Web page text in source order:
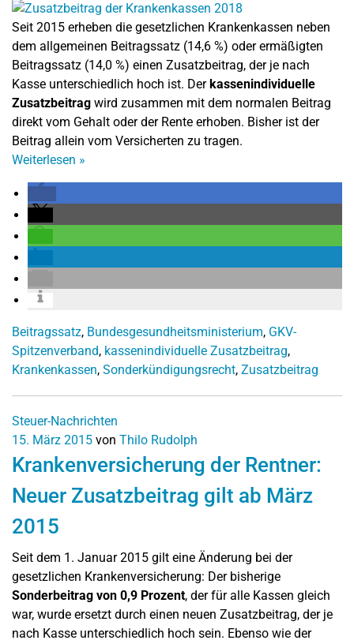
Seit 2015 erheben die gesetzlichen Krankenkassen neben
dem allgemeinen Beitragssatz (14,6 %) oder ermäßigten
Beitragssatz (14,0 %) einen Zusatzbeitrag, der je nach
Kasse unterschiedlich hoch ist. Derkassenindividuelle
Zusatzbeitrag wird zusammen mit dem normalen Beitrag
direkt vom Gehalt oder der Rente erhoben. Bisher ist der
Beitrag allein vom Versicherten zu tragen.
Weiterlesen »
Beitragssatz, Bundesgesundheitsministerium, GKV-
Spitzenverband, kassenindividuelle Zusatzbeitrag,
Krankenkassen, Sonderkündigungsrecht, Zusatzbeitrag
Steuer-Nachrichten
15. März 2015 von Thilo Rudolph
Krankenversicherung der Rentner:
Neuer Zusatzbeitrag gilt ab März
2015
Seit dem 1. Januar 2015 gilt eine Änderung bei der
gesetzlichen Krankenversicherung: Der bisherige
Sonderbeitrag von 0,9 Prozent, der für alle Kassen gleich
war, wurde ersetzt durch einen neuen Zusatzbeitrag, der je
nach Kasse unterschiedlich hoch sein. Ebenso wie der